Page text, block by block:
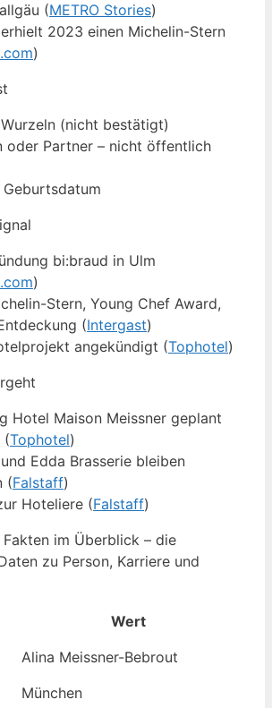
(METRO Stories)
2023 einen Michelin-Stern
)
(nicht bestätigt)
oder Partner – nicht öffentlich
Geburtsdatum
bi:braud in Ulm
)
Stern, Young Chef Award,
(Intergast)
angekündigt (Tophotel)
Hotel Maison Meissner geplant
(Tophotel)
Edda Brasserie bleiben
(Falstaff)
Hoteliere (Falstaff)
im Überblick – die
zu Person, Karriere und
Wert
Alina Meissner-Bebrout
München